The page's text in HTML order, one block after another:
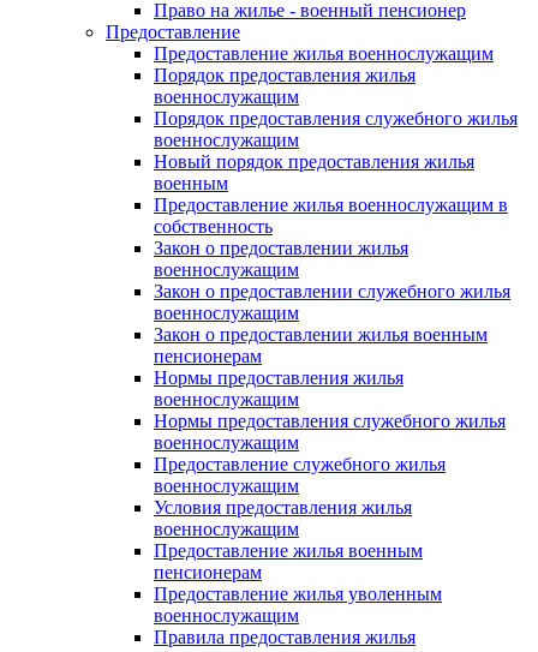
Право на жилье - военный пенсионер
Предоставление
Предоставление жилья военнослужащим
Порядок предоставления жилья
военнослужащим
Порядок предоставления служебного жилья
военнослужащим
Новый порядок предоставления жилья
военным
Предоставление жилья военнослужащим в
собственность
Закон о предоставлении жилья
военнослужащим
Закон о предоставлении служебного жилья
военнослужащим
Закон о предоставлении жилья военным
пенсионерам
Нормы предоставления жилья
военнослужащим
Нормы предоставления служебного жилья
военнослужащим
Предоставление служебного жилья
военнослужащим
Условия предоставления жилья
военнослужащим
Предоставление жилья военным
пенсионерам
Предоставление жилья уволенным
военнослужащим
Правила предоставления жилья